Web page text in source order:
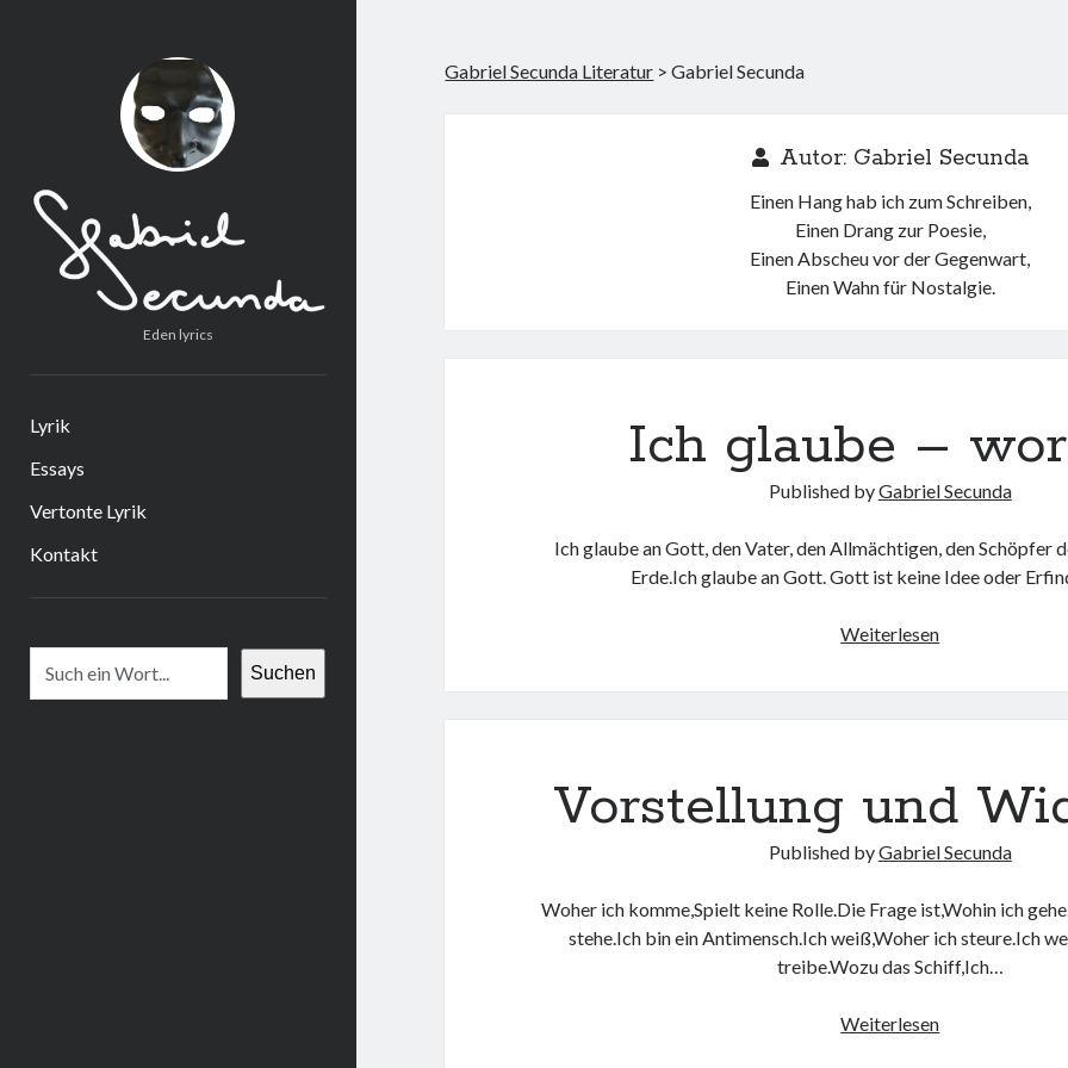
Eden lyrics
Lyrik
Essays
Vertonte Lyrik
Kontakt
Suchen
Gabriel Secunda Literatur >Gabriel Secunda
Autor: Gabriel Secunda
Einen Hang hab ich zum Schreiben,
Einen Drang zur Poesie,
Einen Abscheu vor der Gegenwart,
Einen Wahn für Nostalgie.
Ich glaube –
Published byGabriel Secunda
Ich glaube an Gott, den Vater, den Allmächtigen, den Schöpfer
Erde.Ich glaube an Gott. Gott ist keine Idee oder
Weiterlesen
Vorstellung und
Published byGabriel Secunda
Woher ich komme,Spielt keine Rolle.Die Frage ist,Wohin ich
stehe.Ich bin ein Antimensch.Ich weiß,Woher ich steure.Ich
treibe.Wozu das Schiff,Ich…
Weiterlesen